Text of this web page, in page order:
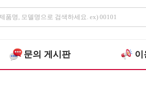
문의 게시판 이